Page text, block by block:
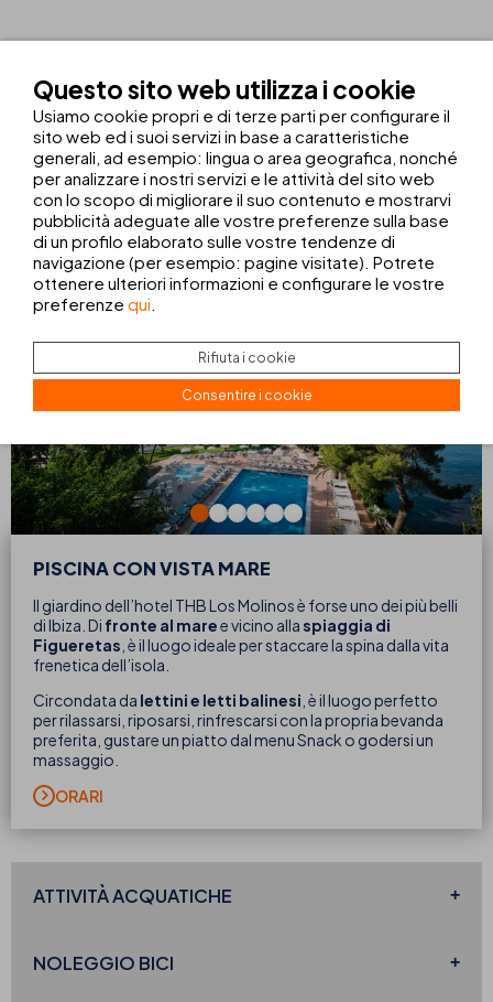
STRUTTURE E SERVIZI
PISCINA CON VISTA MARE WELLNESS GYM
O BEACH IBIZA
PISCINA CON VISTA MARE
Il giardino dell’hotel THB Los Molinosè forse uno dei più belli
di Ibiza. Di fronte al maree vicino alla spiaggia di
Figueretas , è il luogo ideale per staccare la spina dalla vita
frenetica dell’isola.
Circondata da lettini e letti balinesi , è il luogo perfetto
per rilassarsi, riposarsi, rinfrescarsi con la propria bevanda
preferita, gustare un piatto dal menu Snack o godersi un
massaggio.
ORARI
ATTIVITÀACQUATICHE
NOLEGGIO BICI
Questo sito web utilizza i cookie
Usiamo cookie propri e di terze parti per configurare il
sito web ed i suoi servizi in base a caratteristiche
generali, ad esempio: lingua o area geografica, nonché
per analizzare i nostri servizi e le attività del sito web
con lo scopo di migliorare il suo contenuto e mostrarvi
pubblicità adeguate alle vostre preferenze sulla base
di un profilo elaborato sulle vostre tendenze di
navigazione (per esempio: pagine visitate). Potrete
ottenere ulteriori informazioni e configurare le vostre
preferenze qui
Rifiuta i cookie
Consentire i cookie